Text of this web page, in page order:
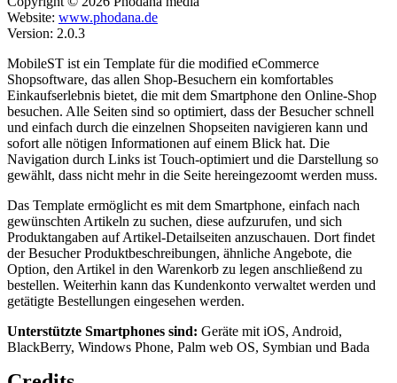
Website: www.phodana.de
Version: 2.0.3
MobileST ist ein Template für die modified eCommerce
Shopsoftware, das allen Shop-Besuchern ein komfortables
Einkaufserlebnis bietet, die mit dem Smartphone den Online-Shop
besuchen. Alle Seiten sind so optimiert, dass der Besucher schnell
und einfach durch die einzelnen Shopseiten navigieren kann und
sofort alle nötigen Informationen auf einem Blick hat. Die
Navigation durch Links ist Touch-optimiert und die Darstellung so
gewählt, dass nicht mehr in die Seite hereingezoomt werden muss.
Das Template ermöglicht es mit dem Smartphone, einfach nach
gewünschten Artikeln zu suchen, diese aufzurufen, und sich
Produktangaben auf Artikel-Detailseiten anzuschauen. Dort findet
der Besucher Produktbeschreibungen, ähnliche Angebote, die
Option, den Artikel in den Warenkorb zu legen anschließend zu
bestellen. Weiterhin kann das Kundenkonto verwaltet werden und
getätigte Bestellungen eingesehen werden.
Unterstützte Smartphones sind: Geräte mit iOS, Android,
BlackBerry, Windows Phone, Palm web OS, Symbian und Bada